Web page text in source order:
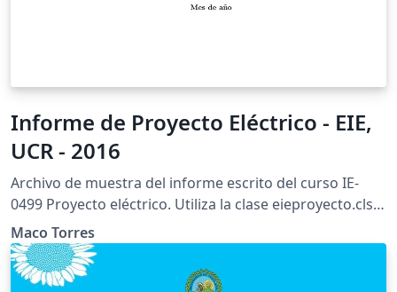
Informe de Proyecto Eléctrico - EIE,
UCR - 2016
Archivo de muestra del informe escrito del curso IE-
0499 Proyecto eléctrico. Utiliza la clase eieproyecto.cls
(V.M. Alfaro, febrero de 2013).
Maco Torres